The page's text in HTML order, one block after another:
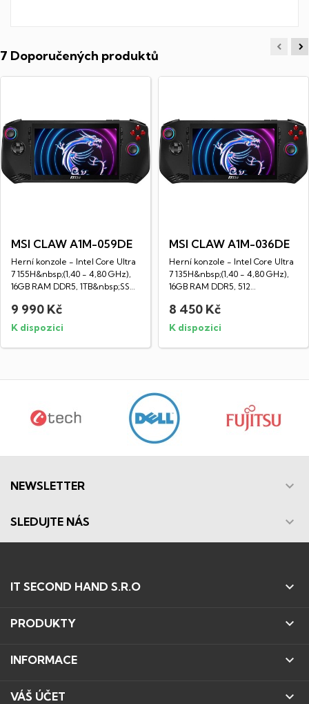
7 Doporučených produktů
MSI CLAW A1M-059DE
Herní konzole - Intel Core Ultra
7 155H&nbsp;(1,40 - 4,80 GHz),
16GB RAM DDR5, 1TB&nbsp;SSD
9 990 Kč
K dispozici
MSI CLAW A1M-036DE
Herní konzole - Intel Core Ultra
7 135H&nbsp;(1,40 - 4,80 GHz),
16GB RAM DDR5, 512
8 450 Kč
K dispozici
NEWSLETTER 
SLEDUJTE NÁS 
IT SECOND HAND S.R.O 
PRODUKTY 
INFORMACE 
VÁŠ ÚČET 